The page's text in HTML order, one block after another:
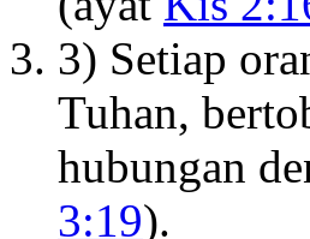
3) Setiap
Tuhan,
hubungan
3:19).